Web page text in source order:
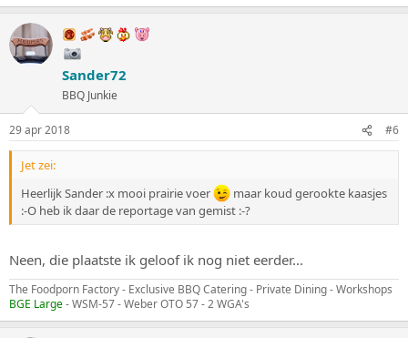
Sander72
BBQ Junkie
29 apr 2018 #6
Jet zei:
Heerlijk Sander :x mooi prairie voer
maar koud gerookte kaasjes
:-O heb ik daar de reportage van gemist :-?
Neen, die plaatste ik geloof ik nog niet eerder...
The Foodporn Factory - Exclusive BBQ Catering - Private Dining - Workshops
BGE Large- WSM-57 - Weber OTO 57 - 2 WGA's